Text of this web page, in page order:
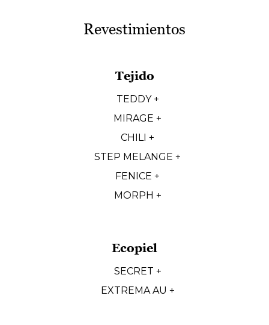
Revestimientos
Tejido
TEDDY +
MIRAGE +
CHILI +
STEP MELANGE +
FENICE +
MORPH +
Ecopiel
SECRET +
EXTREMA AU +